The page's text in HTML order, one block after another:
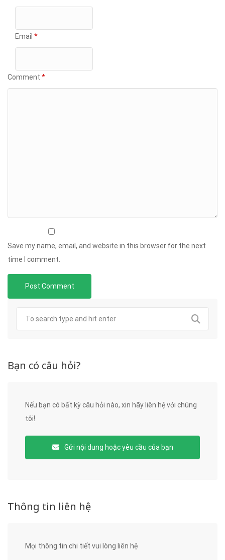
Email *
Comment *
Save my name, email, and website in this browser for the next
time I comment.
Bạn có câu hỏi?
Nếu bạn có bất kỳ câu hỏi nào, xin hãy liên hệ với chúng
tôi!
Gửi nội dung hoặc yêu cầu của bạn
Thông tin liên hệ
Mọi thông tin chi tiết vui lòng liên hệ